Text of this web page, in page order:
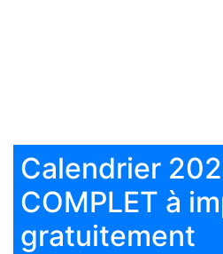
Calendrier
COMPLET à
gratuitement